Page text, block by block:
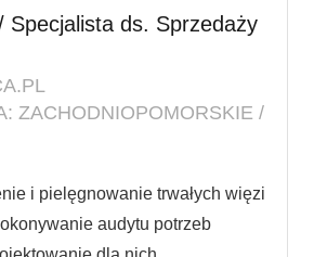
Specjalista ds. Sprzedaży
ZACHODNIOPOMORSKIE /
i pielęgnowanie trwałych więzi
audytu potrzeb